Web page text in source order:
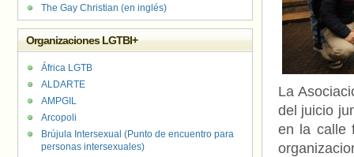
La
del juicio
en la calle
The Gay Christian (en inglés)
Organizaciones LGTBI+
África LGTB
ALDARTE
AMPGIL
Arcopoli
Brújula Intersexual (Punto de encuentro para
personas intersexuales)